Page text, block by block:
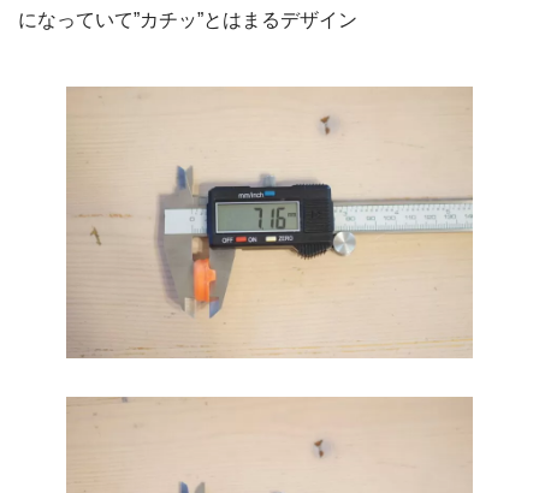
になっていて”カチッ”とはまるデザイン